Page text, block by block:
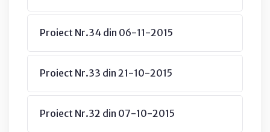
Proiect Nr.34 din 06-11-2015
Proiect Nr.33 din 21-10-2015
Proiect Nr.32 din 07-10-2015